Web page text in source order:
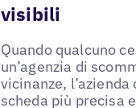
visibili
Quando qualcuno
un’agenzia di
vicinanze, l’azienda
scheda più precisa